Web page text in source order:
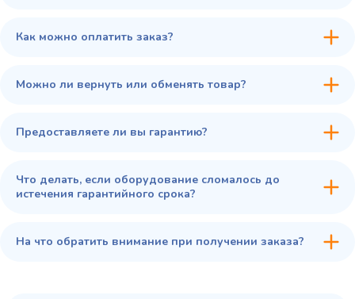
Как можно оплатить заказ?
Можно ли вернуть или обменять товар?
Предоставляете ли вы гарантию?
Что делать, если оборудование сломалось до
истечения гарантийного срока?
На что обратить внимание при получении заказа?